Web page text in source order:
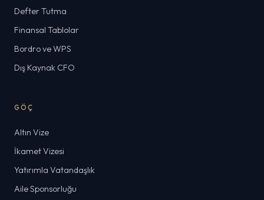
Defter Tutma
Finansal Tablolar
Bordro ve WPS
Dış Kaynak CFO
GÖÇ
Altın Vize
İkamet Vizesi
Yatırımla Vatandaşlık
Aile Sponsorluğu